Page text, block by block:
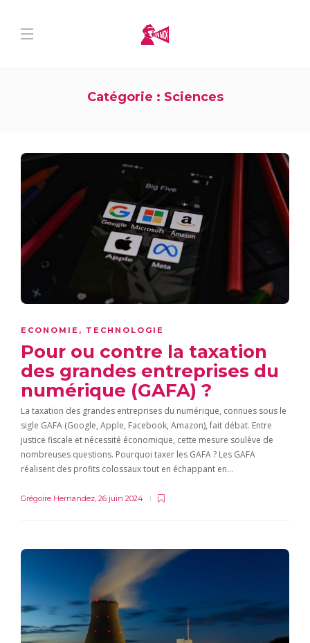
Catégorie : Sciences
ECONOMIE , TECHNOLOGIE
Pour ou contre la taxation
des grandes entreprises du
numérique (GAFA) ?
La taxation des grandes entreprises du numérique, connues sous le
sigle GAFA (Google, Apple, Facebook, Amazon), fait débat. Entre
justice fiscale et nécessité économique, cette mesure soulève de
nombreuses questions. Pourquoi taxer les GAFA ? Les GAFA
réalisent des profits colossaux tout en échappant en…
Grégoire Hernandez, 26 juin 2024